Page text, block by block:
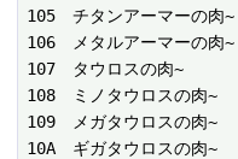
105　チタンアーマーの肉~
106　メタルアーマーの肉~
107　タウロスの肉~
108　ミノタウロスの肉~
109　メガタウロスの肉~
10A　ギガタウロスの肉~